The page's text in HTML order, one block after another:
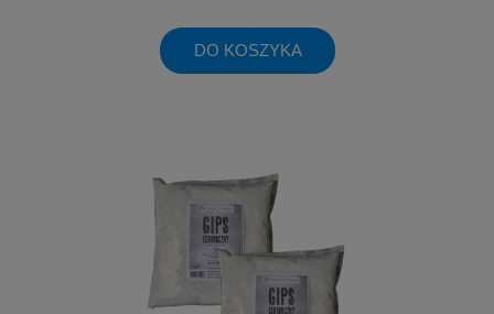
DO KOSZYKA